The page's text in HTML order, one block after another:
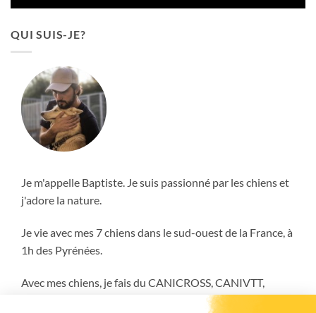
QUI SUIS-JE?
Je m'appelle Baptiste. Je suis passionné par les chiens et
j'adore la nature.
Je vie avec mes 7 chiens dans le sud-ouest de la France, à
1h des Pyrénées.
Avec mes chiens, je fais du CANICROSS, CANIVTT,